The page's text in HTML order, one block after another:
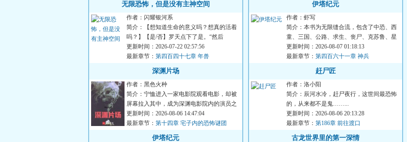
无限恐怖，但是没有主神空间
作者：闪耀银河系
简介：【想知道生命的意义吗？想真的活着
吗？】【是/否】罗天点下了是。“然后
呢？”“然后我的存款就被...
更新时间：2026-07-22 02:57:56
最新章节： 第四百四十七章 年兽
深渊片场
作者：黑色火种
简介：宁恤进入一家电影院观看电影，却被
屏幕拉入其中，成为深渊电影院内的演员之
一。从今以后，他需要不...
更新时间：2026-08-06 14:47:04
最新章节： 第十四章 宅子内的恐怖谜团
伊塔纪元
伊塔纪元
作者：虾写
简介：本书为无限缝合流，包含了中恐、西
童、三国、公路、求生、丧尸、克苏鲁、星
际等元素副本。战斗系统...
更新时间：2026-08-07 01:18:13
最新章节： 第四百六十一章 神兵
赶尸匠
作者：洛小阳
简介：辰河水冷，赶尸夜行，这世间最恐怖
的，从来都不是鬼……...
更新时间：2026-08-06 20:13:28
最新章节： 第186章 前往渡口
古龙世界里的第一深情